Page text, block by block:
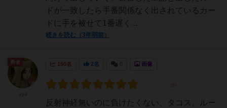
ドが一致したら手番関係なく出されているカー
ドに手を被せて1番遅く...
続きを読む（3年弱前）
150名 2名 画像
反射神経無いのに負けたくない、タコス。ルー
勇者